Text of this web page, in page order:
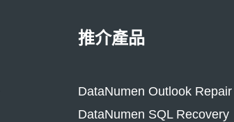
推介產品
DataNumen Outlook Repair
DataNumen SQL Recovery